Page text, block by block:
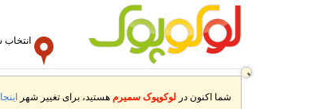
انتخاب
شما اکنون در لوکوپوک سمیرم هستید، برای تغییر شهر